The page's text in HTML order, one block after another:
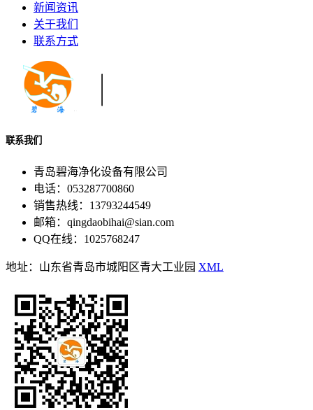
新闻资讯
关于我们
联系方式
联系我们
青岛碧海净化设备有限公司
电话：053287700860
销售热线：13793244549
邮箱：qingdaobihai@sian.com
QQ在线：1025768247
地址：山东省青岛市城阳区青大工业园 XML